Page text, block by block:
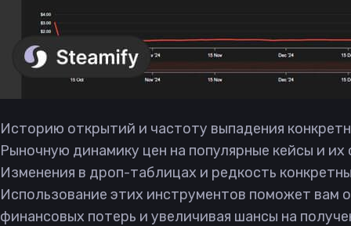
Историю открытий и частоту выпадения
Рыночную динамику цен на популярные кейсы и
Изменения в дроп-таблицах и редкость
Использование этих инструментов поможет вам
финансовых потерь и увеличивая шансы на